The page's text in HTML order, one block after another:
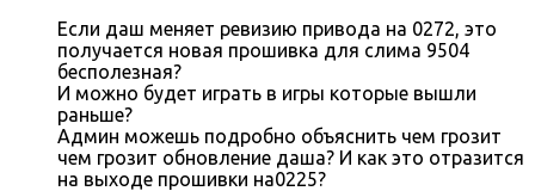
Если даш меняет ревизию привода на 0272, это
получается новая прошивка для слима 9504
бесполезная?
И можно будет играть в игры которые вышли
раньше?
Админ можешь подробно объяснить чем грозит
чем грозит обновление даша? И как это отразится
на выходе прошивки на0225?